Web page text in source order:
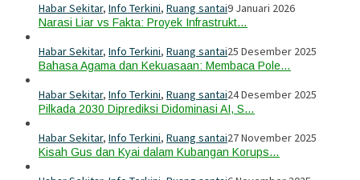
Habar Sekitar, Info Terkini, Ruang santai9 Januari 2026
Narasi Liar vs Fakta: Proyek Infrastrukt…
Habar Sekitar, Info Terkini, Ruang santai25 Desember 2025
Bahasa Agama dan Kekuasaan: Membaca Pole…
Habar Sekitar, Info Terkini, Ruang santai24 Desember 2025
Pilkada 2030 Diprediksi Didominasi AI, S…
Habar Sekitar, Info Terkini, Ruang santai27 November 2025
Kisah Gus dan Kyai dalam Kubangan Korups…